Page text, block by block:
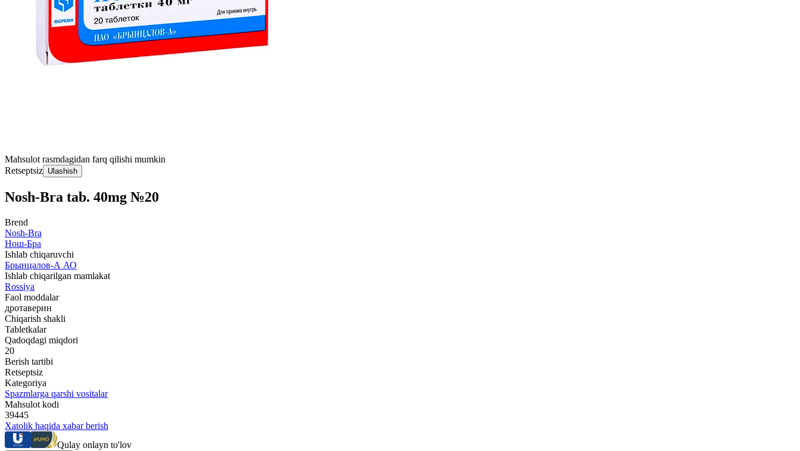
Mahsulot rasmdagidan farq qilishi mumkin
Retseptsiz Ulashish
Nosh-Bra tab. 40mg №20
Brend
Nosh-Bra
Нош-Бра
Ishlab chiqaruvchi
Брынцалов-А АО
Ishlab chiqarilgan mamlakat
Rossiya
Faol moddalar
дротаверин
Chiqarish shakli
Tabletkalar
Qadoqdagi miqdori
20
Berish tartibi
Retseptsiz
Kategoriya
Spazmlarga qarshi vositalar
Mahsulot kodi
39445
Xatolik haqida xabar berish
Qulay onlayn to'lov